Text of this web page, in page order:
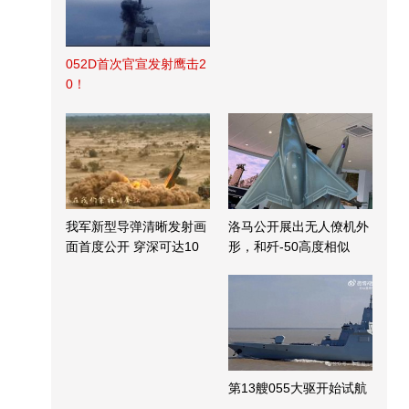
052D首次官宣发射鹰击2
0！
我军新型导弹清晰发射画
面首度公开 穿深可达10
洛马公开展出无人僚机外
形，和歼-50高度相似
第13艘055大驱开始试航